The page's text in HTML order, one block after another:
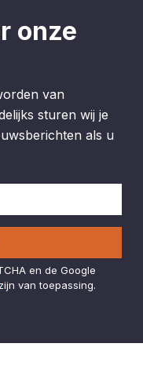
onze
van
sturen wij je
als u
en de Google
zijn van toepassing.